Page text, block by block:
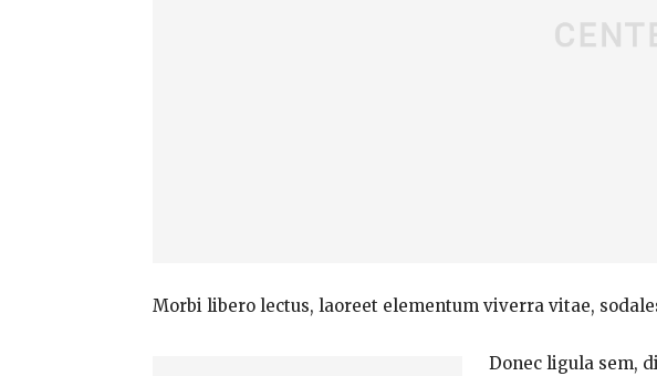
Morbi libero lectus, laoreet elementum viverra vitae,
Donec ligula sem,